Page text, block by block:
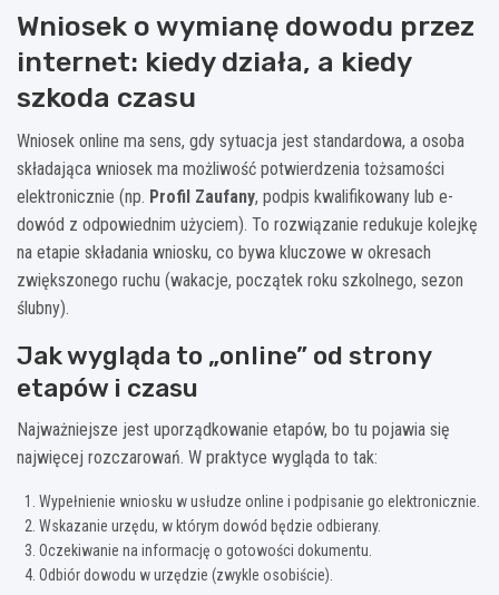
Wniosek o wymianę dowodu przez
internet: kiedy działa, a kiedy
szkoda czasu
Wniosek online ma sens, gdy sytuacja jest standardowa, a osoba
składająca wniosek ma możliwość potwierdzenia tożsamości
elektronicznie (np. Profil Zaufany, podpis kwalifikowany lub e-
dowód z odpowiednim użyciem). To rozwiązanie redukuje kolejkę
na etapie składania wniosku, co bywa kluczowe w okresach
zwiększonego ruchu (wakacje, początek roku szkolnego, sezon
ślubny).
Jak wygląda to „online” od strony
etapów i czasu
Najważniejsze jest uporządkowanie etapów, bo tu pojawia się
najwięcej rozczarowań. W praktyce wygląda to tak:
Wypełnienie wniosku w usłudze online i podpisanie go elektronicznie.
Wskazanie urzędu, w którym dowód będzie odbierany.
Oczekiwanie na informację o gotowości dokumentu.
Odbiór dowodu w urzędzie (zwykle osobiście).